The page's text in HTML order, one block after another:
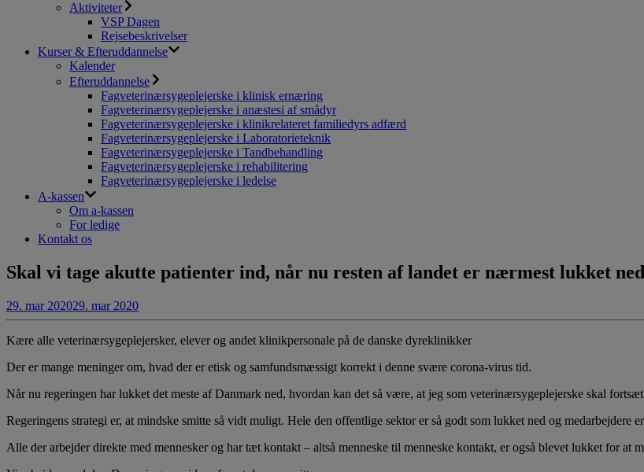
Aktiviteter
VSP Dagen
Rejsebeskrivelser
Kurser & Efteruddannelse
Kalender
Efteruddannelse
Fagveterinærsygeplejerske i klinisk ernæring
Fagveterinærsygeplejerske i anæstesi af smådyr
Fagveterinærsygeplejerske i klinikrelateret familiedyrs adfærd
Fagveterinærsygeplejerske i Laboratorieteknik
Fagveterinærsygeplejerske i Tandbehandling
Fagveterinærsygeplejerske i rehabilitering
Fagveterinærsygeplejerske i ledelse
A-kassen
Om a-kassen
For ledige
Kontakt os
Skal vi tage akutte patienter ind, når nu resten af landet er nærmest lukket
29. mar 202029. mar 2020
Kære alle veterinærsygeplejersker, elever og andet klinikpersonale på de danske dyreklinikker
Der er mange meninger om, hvad der er etisk og samfundsmæssigt korrekt i denne svære corona-virus tid.
Når nu regeringen har lukket det meste af Danmark ned, hvordan kan det så være, at jeg som veterinærsygeplejerske skal
Regeringens strategi er, at mindske smitte så vidt muligt. Hele den offentlige sektor er så godt som lukket ned og medarbejdere
Alle der arbejder direkte med mennesker og har tæt kontakt – altså menneske til menneske kontakt, er også blevet lukket for at